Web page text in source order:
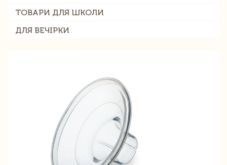
ТОВАРИ ДЛЯ ШКОЛИ
ДЛЯ ВЕЧІРКИ